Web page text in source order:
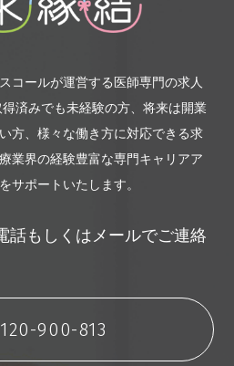
コールが運営する医師専門の求人
済みでも未経験の方、将来は開業
方、様々な働き方に対応できる求
業界の経験豊富な専門キャリアア
サポートいたします。
話もしくはメールでご連絡
900-813